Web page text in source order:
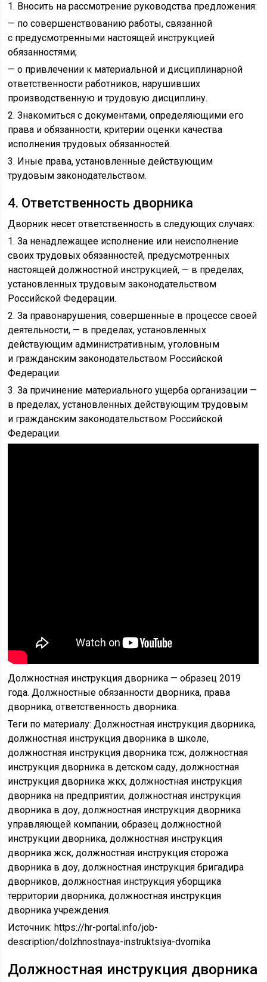
1. Вносить на рассмотрение руководства предложения:
— по совершенствованию работы, связанной
с предусмотренными настоящей инструкцией
обязанностями;
— о привлечении к материальной и дисциплинарной
ответственности работников, нарушивших
производственную и трудовую дисциплину.
2. Знакомиться с документами, определяющими его
права и обязанности, критерии оценки качества
исполнения трудовых обязанностей.
3. Иные права, установленные действующим
трудовым законодательством.
4. Ответственность дворника
Дворник несет ответственность в следующих случаях:
1. За ненадлежащее исполнение или неисполнение
своих трудовых обязанностей, предусмотренных
настоящей должностной инструкцией, — в пределах,
установленных трудовым законодательством
Российской Федерации.
2. За правонарушения, совершенные в процессе своей
деятельности, — в пределах, установленных
действующим административным, уголовным
и гражданским законодательством Российской
Федерации.
3. За причинение материального ущерба организации —
в пределах, установленных действующим трудовым
и гражданским законодательством Российской
Федерации.
Должностная инструкция дворника — образец 2019
года. Должностные обязанности дворника, права
дворника, ответственность дворника.
Теги по материалу: Должностная инструкция дворника,
должностная инструкция дворника в школе,
должностная инструкция дворника тсж, должностная
инструкция дворника в детском саду, должностная
инструкция дворника жкх, должностная инструкция
дворника на предприятии, должностная инструкция
дворника в доу, должностная инструкция дворника
управляющей компании, образец должностной
инструкции дворника, должностная инструкция
дворника жск, должностная инструкция сторожа
дворника в доу, должностная инструкция бригадира
дворников, должностная инструкция уборщика
территории дворника, должностная инструкция
дворника учреждения.
Источник:https://hr-portal.info/job-
description/dolzhnostnaya-instruktsiya-dvornika
Должностная инструкция дворника